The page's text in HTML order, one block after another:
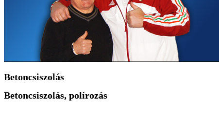
Betoncsiszolás
Betoncsiszolás, polírozás